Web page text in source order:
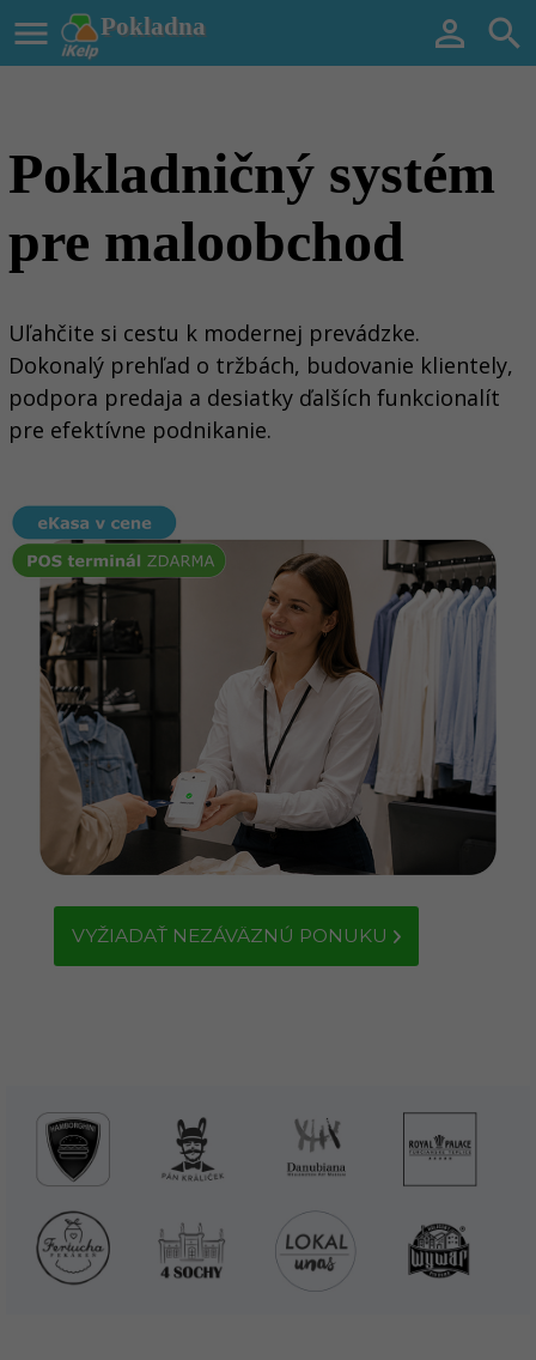
Pokladna
  
Pokladničný systém
pre maloobchod
Uľahčite si cestu k modernej prevádzke.
Dokonalý prehľad o tržbách, budovanie klientely,
podpora predaja a desiatky ďalších funkcionalít
pre efektívne podnikanie.
VYŽIADAŤ NEZÁVÄZNÚ PONUKU